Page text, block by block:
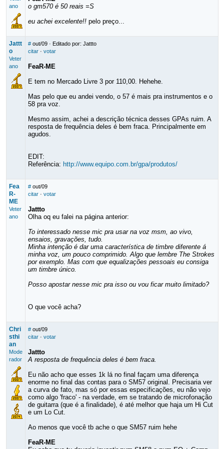
ano
o gm570 é 50 reais =S
eu achei excelente!!pelo preço...
Jattt
o
Veter
ano
# out/09· Editado por: Jattto
citar· votar
FeaR-ME
E tem no Mercado Livre 3 por 110,00. Hehehe.
Mas pelo que eu andei vendo, o 57 é mais pra instrumentos e o
58 pra voz.
Mesmo assim, achei a descrição técnica desses GPAs ruim. A
resposta de frequência deles é bem fraca. Principalmente em
agudos.
EDIT:
Referência: http://www.equipo.com.br/gpa/produtos/
Fea
R-
ME
Veter
ano
# out/09
citar· votar
Jattto
Olha oq eu falei na página anterior:
To interessado nesse mic pra usar na voz msm, ao vivo,
ensaios, gravações, tudo.
Minha intenção é dar uma característica de timbre diferente á
minha voz, um pouco comprimido. Algo que lembre The Strokes
por exemplo. Mas com que equalizações pessoais eu consiga
um timbre único.
Posso apostar nesse mic pra isso ou vou ficar muito limitado?
O que você acha?
Chri
sthi
an
Mode
rador
# out/09
citar· votar
Jattto
A resposta de frequência deles é bem fraca.
Eu não acho que esses 1k lá no final façam uma diferença
enorme no final das contas para o SM57 original. Precisaria ver
a curva de fato, mas só por essas especificações, eu não vejo
como algo 'fraco' - na verdade, em se tratando de microfonação
de guitarra (que é a finalidade), é até melhor que haja um Hi Cut
e um Lo Cut.
Ao menos que você tb ache o que SM57 ruim hehe
FeaR-ME